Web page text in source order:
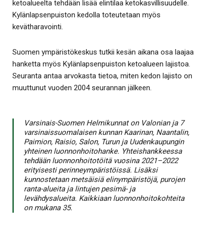
ketoalueelta tehdään lisää elintilaa ketokasvillisuudelle.
Kylänlapsenpuiston kedolla toteutetaan myös
kevätharavointi.
Suomen ympäristökeskus tutkii kesän aikana osa laajaa
hanketta myös Kylänlapsenpuiston ketoalueen lajistoa.
Seuranta antaa arvokasta tietoa, miten kedon lajisto on
muuttunut vuoden 2004 seurannan jälkeen.
Varsinais-Suomen Helmikunnat on Valonian ja 7
varsinaissuomalaisen kunnan Kaarinan, Naantalin,
Paimion, Raisio, Salon, Turun ja Uudenkaupungin
yhteinen luonnonhoitohanke. Yhteishankkeessa
tehdään luonnonhoitotöitä vuosina 2021–2022
erityisesti perinneympäristöissä. Lisäksi
kunnostetaan metsäisiä elinympäristöjä, purojen
ranta-alueita ja lintujen pesimä- ja
levähdysalueita. Kaikkiaan luonnonhoitokohteita
on mukana 35.